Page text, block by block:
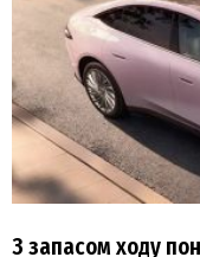
З запасом ходу